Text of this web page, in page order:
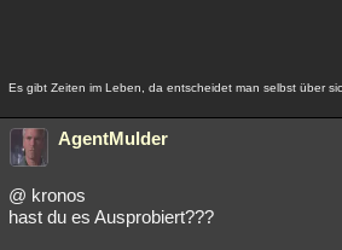
Es gibt Zeiten im Leben, da entscheidet man selbst über
AgentMulder
@ kronos
hast du es Ausprobiert???